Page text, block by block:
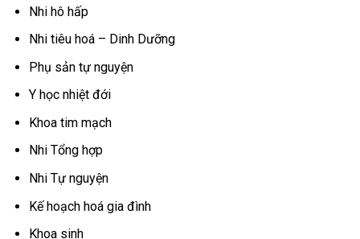
Nhi hô hấp
Nhi tiêu hoá – Dinh Dưỡng
Phụ sản tự nguyện
Y học nhiệt đới
Khoa tim mạch
Nhi Tổng hợp
Nhi Tự nguyện
Kế hoạch hoá gia đình
Khoa sinh